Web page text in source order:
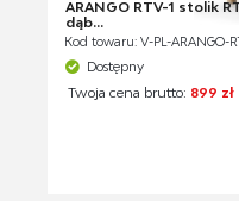
ARANGO RTV-1 stolik
dąb...
Kod towaru: V-PL-ARANGO-
Dostępny
Twoja cena brutto: 899 zł